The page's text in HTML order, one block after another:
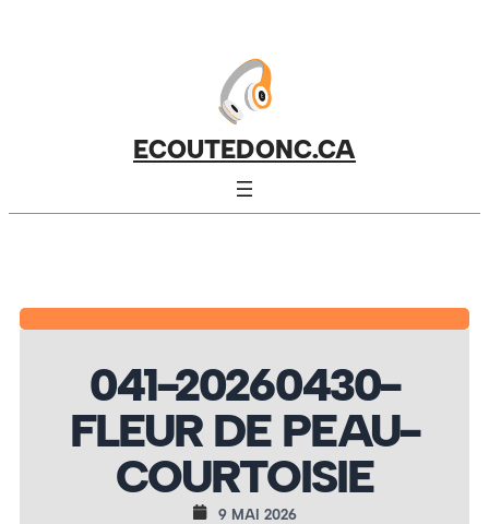
ECOUTEDONC.CA
041-20260430-
FLEUR DE PEAU-
COURTOISIE
9 MAI 2026